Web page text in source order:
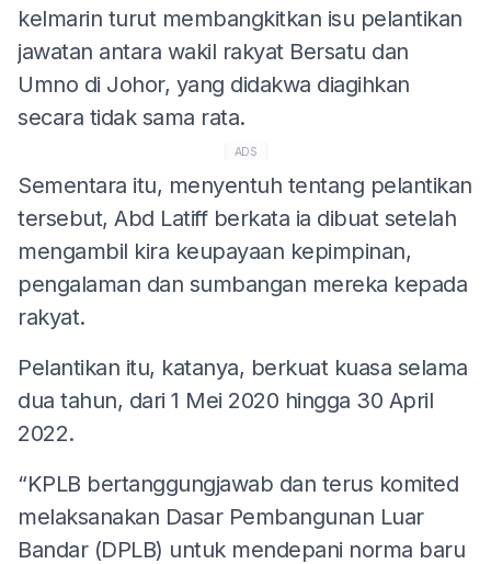
kelmarin turut membangkitkan isu pelantikan
jawatan antara wakil rakyat Bersatu dan
Umno di Johor, yang didakwa diagihkan
secara tidak sama rata.
ADS
Sementara itu, menyentuh tentang pelantikan
tersebut, Abd Latiff berkata ia dibuat setelah
mengambil kira keupayaan kepimpinan,
pengalaman dan sumbangan mereka kepada
rakyat.
Pelantikan itu, katanya, berkuat kuasa selama
dua tahun, dari 1 Mei 2020 hingga 30 April
2022.
“KPLB bertanggungjawab dan terus komited
melaksanakan Dasar Pembangunan Luar
Bandar (DPLB) untuk mendepani norma baru